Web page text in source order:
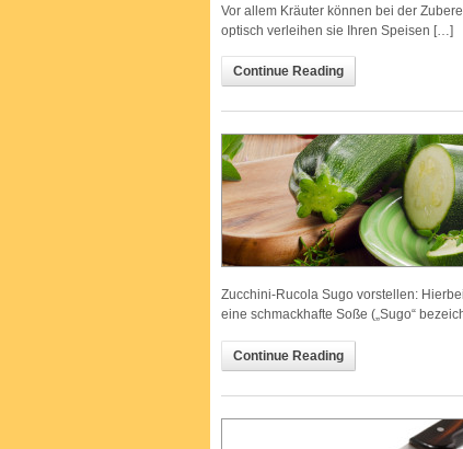
Vor allem Kräuter können bei der
optisch verleihen sie Ihren Speisen […]
Continue Reading
Zucchini-Rucola Sugo vorstellen:
eine schmackhafte Soße („Sugo“
Continue Reading